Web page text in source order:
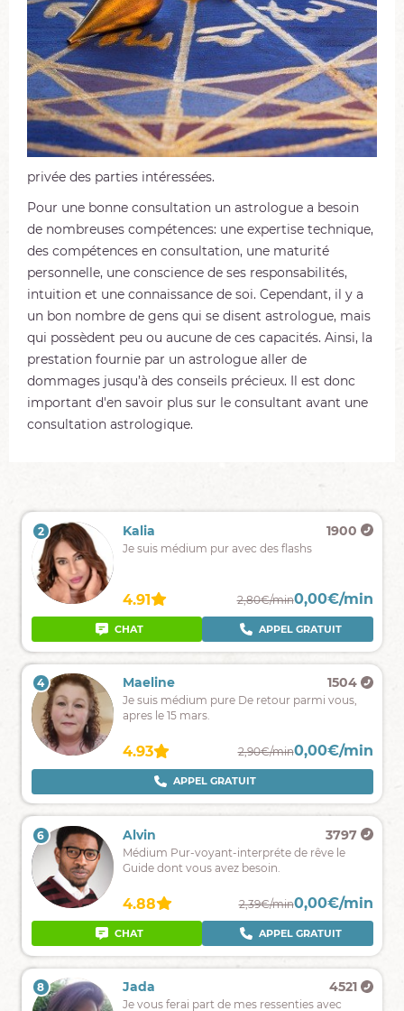
privée des parties intéressées.
Pour une bonne consultation un astrologue a besoin
de nombreuses compétences: une expertise technique,
des compétences en consultation, une maturité
personnelle, une conscience de ses responsabilités,
intuition et une connaissance de soi. Cependant, il y a
un bon nombre de gens qui se disent astrologue, mais
qui possèdent peu ou aucune de ces capacités. Ainsi, la
prestation fournie par un astrologue aller de
dommages jusqu’à des conseils précieux. Il est donc
important d'en savoir plus sur le consultant avant une
consultation astrologique.
1 Doloressa
61
les
pas
de
secrets
pour
moi
tout
est
possible
4.00 0,00€/min
CHATAPPEL GRATUIT
2 Kalia 1900
Je suis médium pur avec des flashs
4.91 2,80€/min0,00€/min
CHAT APPEL GRATUIT
3 Maelle
5167
Maelle
médium
Je
pour
vous
et
éliminer
tous
doutes
4.89 0,00€/min
APPEL GRATUIT
4 Maeline 1504
Je suis médium pure De retour parmi vous,
apres le 15 mars.
4.93 2,90€/min0,00€/min
APPEL GRATUIT
5 Jade
1631
Médium
pure
aux
vibrations
de
votre
voix.
4.61 2,50€/min 0,00€/min
CHATAPPEL GRATUIT
6 Alvin 3797
Médium Pur-voyant-interpréte de rêve le
Guide dont vous avez besoin.
4.88 2,39€/min0,00€/min
CHAT APPEL GRATUIT
7 Zack
14129
Guidance
8 Jada 4521
Je vous ferai part de mes ressenties avec